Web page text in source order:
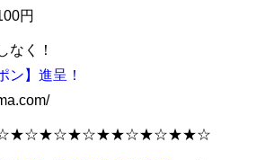
円
なく！
ン】進呈！